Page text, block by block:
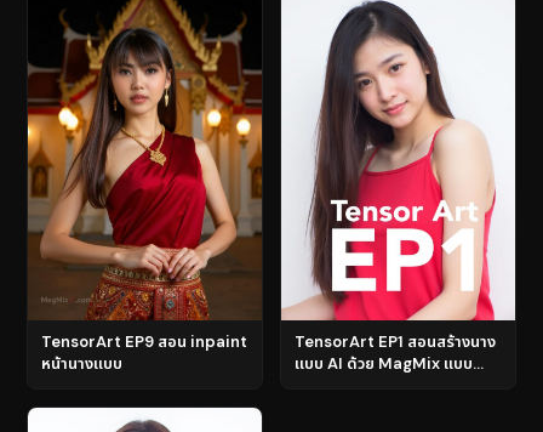
TensorArt EP9 สอน inpaint
หน้านางแบบ
TensorArt EP1 สอนสร้างนาง
แบบ AI ด้วย MagMix แบบ